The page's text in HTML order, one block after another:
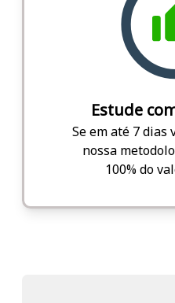
Estude
Se em até 7 dias
nossa
100% do